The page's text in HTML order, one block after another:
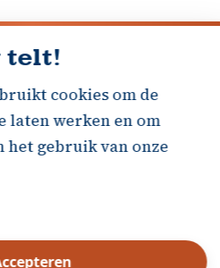
telt!
cookies om de
laten werken en om
gebruik van onze